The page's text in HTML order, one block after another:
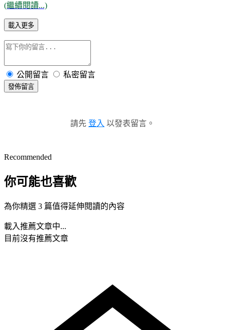
(繼續閱讀...)
載入更多
公開留言 私密留言
發佈留言
請先 登入 以發表留言。
Recommended
你可能也喜歡
為你精選 3 篇值得延伸閱讀的內容
載入推薦文章中...
目前沒有推薦文章